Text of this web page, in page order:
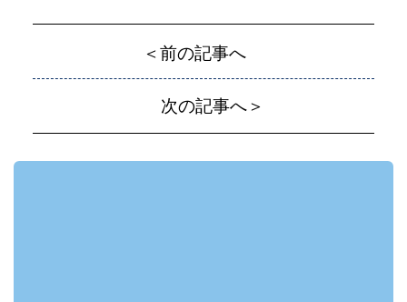
＜前の記事へ
次の記事へ＞